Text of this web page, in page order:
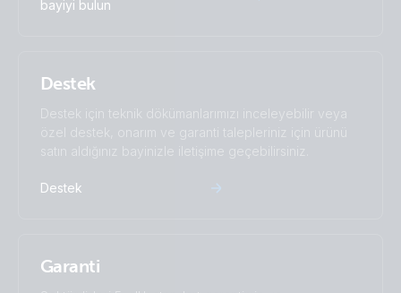
bayiyi bulun
Destek
Destek için teknik dökümanlarımızı inceleyebilir veya
özel destek, onarım ve garanti talepleriniz için ürünü
satın aldığınız bayinizle iletişime geçebilirsiniz.
Destek
Garanti